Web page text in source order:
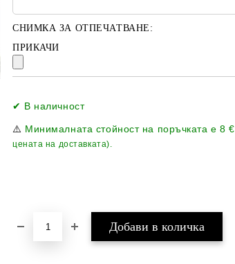
СНИМКА ЗА ОТПЕЧАТВАНЕ:
ПРИКАЧИ
✔ В наличност
⚠️ Минималната стойност на поръчката е8 €
цената на доставката).